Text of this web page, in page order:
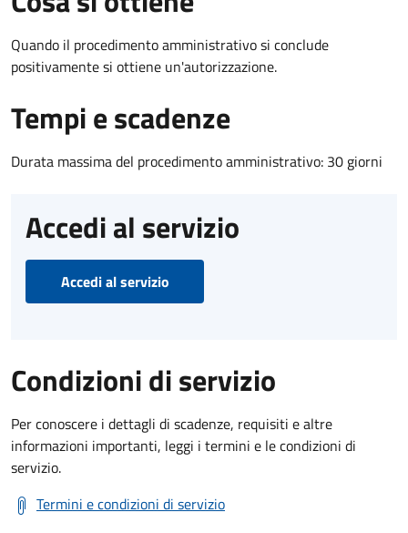
Quando il procedimento amministrativo si conclude
positivamente si ottiene un'autorizzazione.
Tempi e scadenze
Durata massima del procedimento amministrativo: 30 giorni
Accedi al servizio
Accedi al servizio
Condizioni di servizio
Per conoscere i dettagli di scadenze, requisiti e altre
informazioni importanti, leggi i termini e le condizioni di
servizio.
Termini e condizioni di servizio